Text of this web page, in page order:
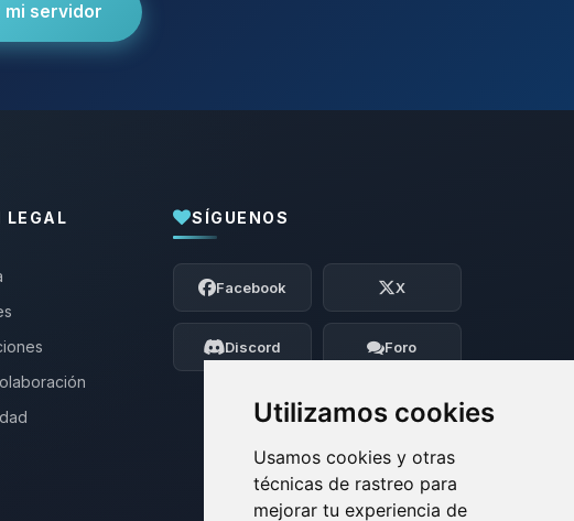
Utilizamos cookies
Usamos cookies y otras
técnicas de rastreo para
mejorar tu experiencia de
mi servidor
LEGAL SÍGUENOS
Facebook X
Discord Foro
Yupi, por fin alguien con quien hablar!
Soy Choupy, tu pequeno asistente de
BoxToPlay. Cuentame que necesitas y
moveré mis pequenos circuitos para
ayudarte.
06/08/2026 18:43